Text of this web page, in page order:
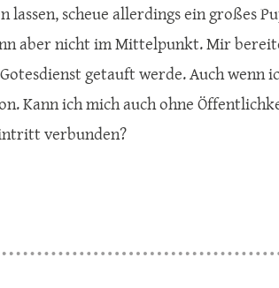
lassen, scheue allerdings ein großes
aber nicht im Mittelpunkt. Mir
getauft werde. Auch wenn
Kann ich mich auch ohne
verbunden?